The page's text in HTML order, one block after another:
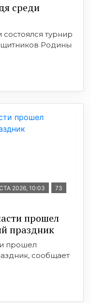
среди
турнир
Родины
2026, 10:03 73
прошел
праздник
прошел
сообщает